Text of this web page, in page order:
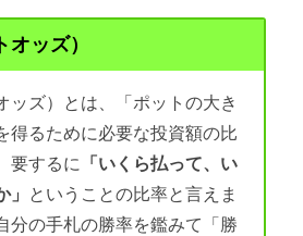
ッズ）
ッズ）とは、「ポットの大き
得るために必要な投資額の比
要するに
「いくら払って、い
」 ということの比率と言えま
分の手札の勝率を鑑みて「勝